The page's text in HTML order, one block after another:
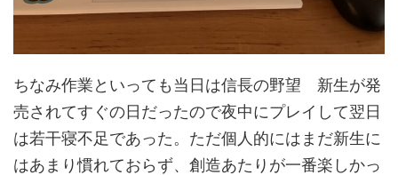
ちなみ作業といっても当日は信長の野望 新生が発
売されてすぐの日だったので夜中にプレイして翌日
は若干寝不足であった。ただ個人的にはまだ新生に
はあまり慣れておらず、創造あたりが一番楽しかっ